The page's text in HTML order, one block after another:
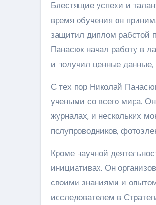
Блестящие успехи и
время обучения он
защитил диплом работой
Панасюк начал работу в
и получил ценные
С тех пор Николай
учеными со всего мира.
журналах, и нескольких
полупроводников,
Кроме научной
инициативах. Он
своими знаниями и
исследователем в